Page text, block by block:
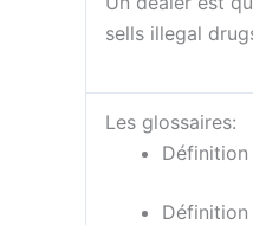
sells illegal
Les glossaires:
Définition
Définition